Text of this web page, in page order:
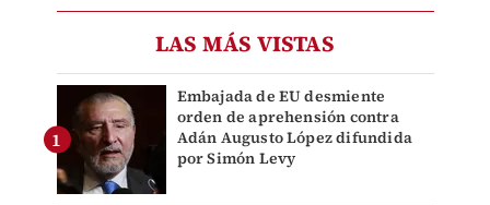
LAS MÁS VISTAS
Embajada de EU desmiente
orden de aprehensión contra
Adán Augusto López difundida
por Simón Levy